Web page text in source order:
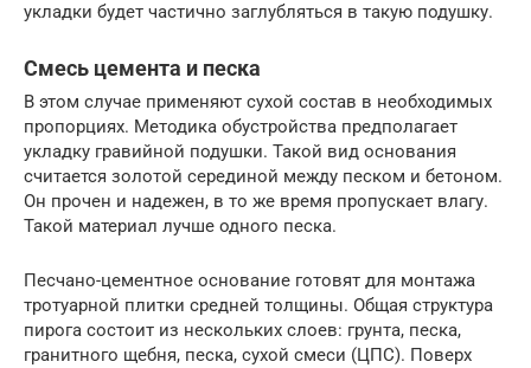
укладки будет частично заглубляться в такую подушку.
Смесь цемента и песка
В этом случае применяют сухой состав в необходимых
пропорциях. Методика обустройства предполагает
укладку гравийной подушки. Такой вид основания
считается золотой серединой между песком и бетоном.
Он прочен и надежен, в то же время пропускает влагу.
Такой материал лучше одного песка.
Песчано-цементное основание готовят для монтажа
тротуарной плитки средней толщины. Общая структура
пирога состоит из нескольких слоев: грунта, песка,
гранитного щебня, песка, сухой смеси (ЦПС). Поверх